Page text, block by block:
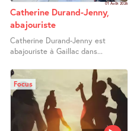
01 Août 2026
Catherine Durand-Jenny,
abajouriste
Catherine Durand-Jenny est
abajouriste à Gaillac dans...
Focus